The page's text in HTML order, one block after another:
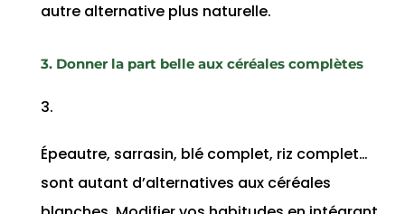
autre alternative plus naturelle.
3. Donner la part belle aux céréales complètes
Épeautre, sarrasin, blé complet, riz complet…
sont autant d’alternatives aux céréales